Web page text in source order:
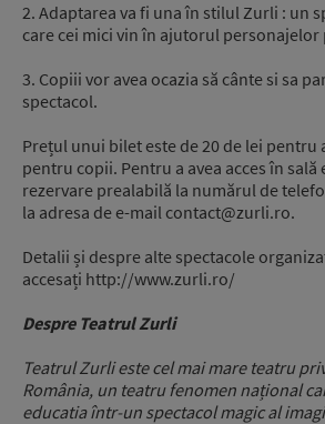
2. Adaptarea va fi una în stilul Zurli : un
care cei mici vin în ajutorul
3. Copiii vor avea ocazia să cânte si sa
spectacol.
Prețul unui bilet este de 20 de lei pentru
pentru copii. Pentru a avea acces în sală
rezervare prealabilă la numărul de
la adresa de e-mail contact@zurli.ro.
Detalii și despre alte spectacole
accesați http://www.zurli.ro/
Despre Teatrul Zurli
Teatrul Zurli este cel mai mare teatru
România, un teatru fenomen național
educatia într-un spectacol magic al